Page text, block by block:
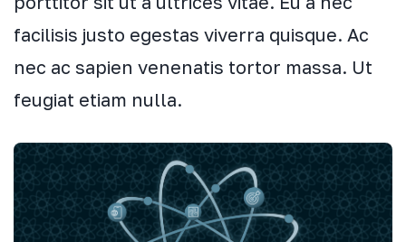
facilisis justo egestas viverra quisque. Ac
nec ac sapien venenatis tortor massa. Ut
feugiat etiam nulla.